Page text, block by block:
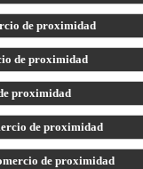
de proximidad
de proximidad
proximidad
de proximidad
de proximidad